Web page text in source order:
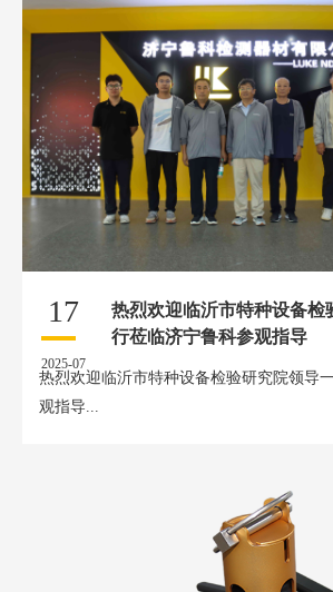
17
2025-07
热烈欢迎临沂市特种设备检
行莅临济宁鲁科参观指导
热烈欢迎临沂市特种设备检验研究院领导
观指导...